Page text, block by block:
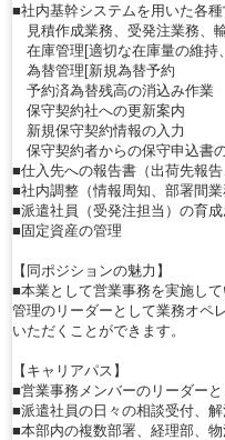
■社内基幹システムを用いた各
見積作成業務、受発注業務、
在庫管理[適切な在庫量の維持
為替管理[新規為替予約
予約済為替残高の消込み作業
保守契約社への更新案内
新規保守契約情報の入力
保守契約者からの保守申込書
■仕入先への報告書（出荷先報
■社内調整（情報周知、部署間業
■派遣社員（受発注担当）の育
■固定資産の管理
【同ポジションの魅力】
■本業として営業事務を実施し
管理のリーダーとして業務オペ
いただくことができます。
【キャリアパス】
■営業事務メンバーのリーダー
■派遣社員の日々の相談受付、
■本部内の複数部署、経理部、